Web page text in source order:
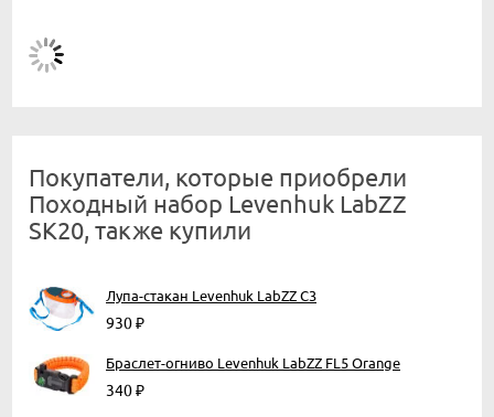
Покупатели, которые приобрели
Походный набор Levenhuk LabZZ
SK20, также купили
Лупа-стакан Levenhuk LabZZ C3
930₽
Браслет-огниво Levenhuk LabZZ FL5 Orange
340₽